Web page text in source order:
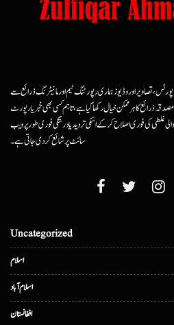
تصاویر اور وڈیوز ہماری رپورٹنگ ٹیم اور مانیٹرنگ ذرائع سے
ذرائع کا ہرممکن خیال رکھا گیا ہے، تاہم کسی بھی خبر یا رپورٹ
غلطی کی فوری اصلاح کرکے اسکی تردید یا درستگی فوری طور پر ویب
سائٹ پر شائع کردی جاتی ہے۔
Uncategorized
اسلام
اسلام آباد
افغانستان